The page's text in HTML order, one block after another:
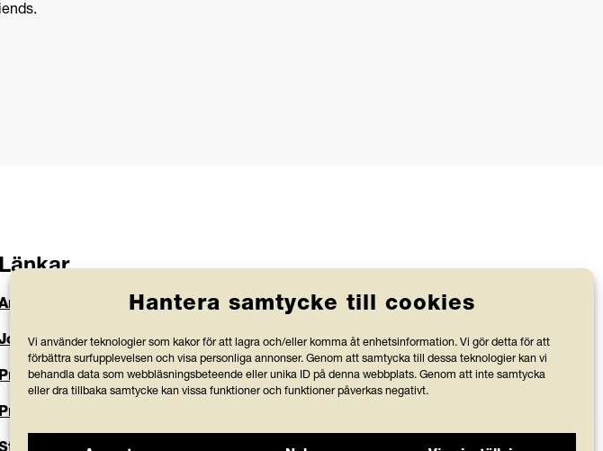
Hantera samtycke till cookies
Vi använder teknologier som kakor för att lagra och/eller komma åt enhetsinformation. Vi gör detta för att
förbättra surfupplevelsen och visa personliga annonser. Genom att samtycka till dessa teknologier kan vi
behandla data som webbläsningsbeteende eller unika ID på denna webbplats. Genom att inte samtycka
eller dra tillbaka samtycke kan vissa funktioner och funktioner påverkas negativt.
Länkar
Friends
hos oss
Prenumerera på nyhetsbrev
Press och rapporter
Svensk Insamlingskontroll, vilka
bevakar att organisationer med 90-
konto använder minst 75 % av